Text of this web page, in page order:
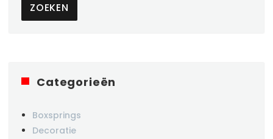
ZOEKEN
Categorieën
Boxsprings
Decoratie